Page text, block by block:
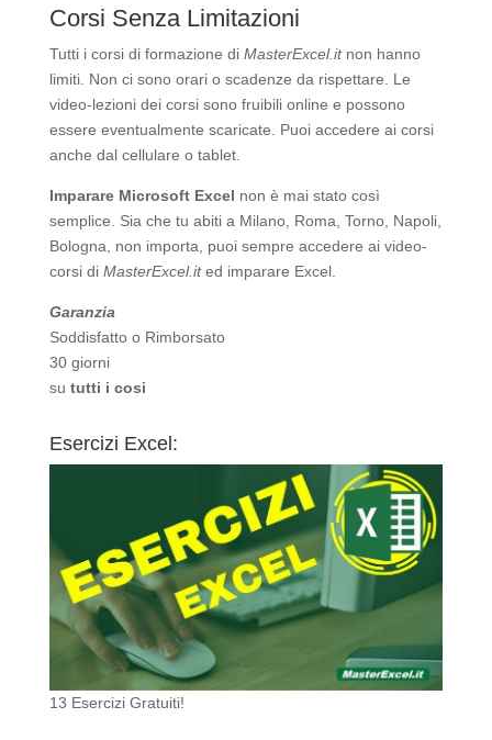
Corsi Senza Limitazioni
Tutti i corsi di formazione di MasterExcel.itnon hanno
limiti. Non ci sono orari o scadenze da rispettare. Le
video-lezioni dei corsi sono fruibili online e possono
essere eventualmente scaricate. Puoi accedere ai corsi
anche dal cellulare o tablet.
Imparare Microsoft Excel non è mai stato così
semplice. Sia che tu abiti a Milano, Roma, Torno, Napoli,
Bologna, non importa, puoi sempre accedere ai video-
corsi di MasterExcel.ited imparare Excel.
Garanzia
Soddisfatto o Rimborsato
30 giorni
su tutti i cosi
Esercizi Excel:
13 Esercizi Gratuiti!